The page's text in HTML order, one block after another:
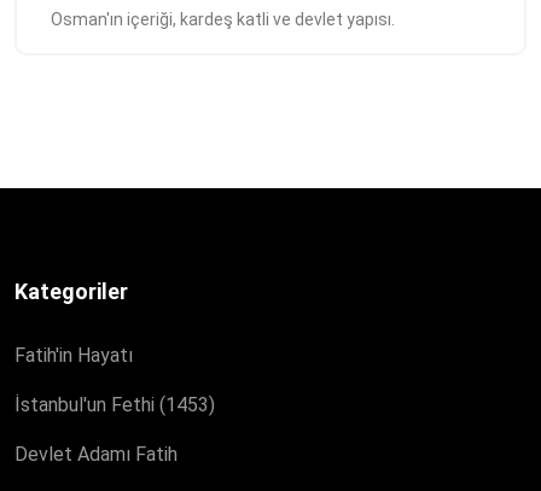
Osman'ın içeriği, kardeş katli ve devlet yapısı.
Kategoriler
Fatih'in Hayatı
İstanbul'un Fethi (1453)
Devlet Adamı Fatih